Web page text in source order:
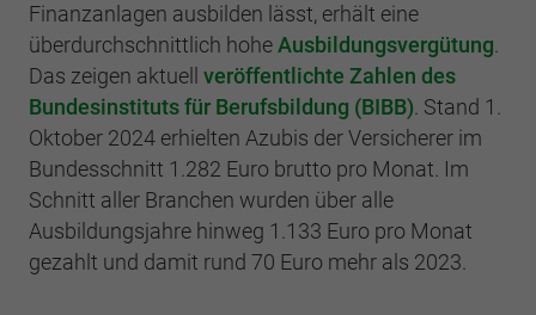
Finanzanlagen ausbilden lässt, erhält eine
überdurchschnittlich hoheAusbildungsvergütung.
Das zeigen aktuell veröffentlichte Zahlen des
Bundesinstituts für Berufsbildung (BIBB). Stand 1.
Oktober 2024 erhielten Azubis der Versicherer im
Bundesschnitt 1.282 Euro brutto pro Monat. Im
Schnitt aller Branchen wurden über alle
Ausbildungsjahre hinweg 1.133 Euro pro Monat
gezahlt und damit rund 70 Euro mehr als 2023.
Name SgCookieOptin.lastPreferences
Anbieter
Laufzeit 1 Jahr
Zweck
Dieser Wert speichert Ihre Consent-
Einstellungen. Unter anderem eine zufällig
generierte ID, für die historische
Zweck
Registriert eine eindeutige ID, die verwendet
wird, um statistische Daten dazu, wie der
Besucher die Website nutzt, zu generieren.
Name _ga_#
Anbieter Google Analytics
Laufzeit 2 Jahre